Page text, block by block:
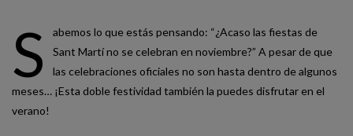
S
abemos lo que estás pensando: “¿Acaso las fiestas de
Sant Martí no se celebran en noviembre?” A pesar de que
las celebraciones oficiales no son hasta dentro de algunos
meses… ¡Esta doble festividad también la puedes disfrutar en el
verano!